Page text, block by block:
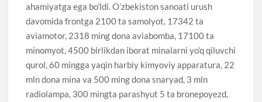
ahamiyatga ega bo’ldi. O’zbekiston sanoati urush
davomida frontga 2100 ta samolyot, 17342 ta
aviamotor, 2318 ming dona aviabomba, 17100 ta
minomyot, 4500 birlikdan iborat minalarni yo’q qiluvchi
qurol, 60 mingga yaqin harbiy kimyoviy apparatura, 22
mln dona mina va 500 ming dona snaryad, 3 mln
radiolampa, 300 mingta parashyut 5 ta bronepoyezd,